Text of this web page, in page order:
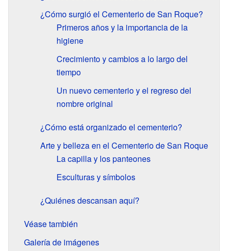
¿Cómo surgió el Cementerio de San Roque?
Primeros años y la importancia de la
higiene
Crecimiento y cambios a lo largo del
tiempo
Un nuevo cementerio y el regreso del
nombre original
¿Cómo está organizado el cementerio?
Arte y belleza en el Cementerio de San Roque
La capilla y los panteones
Esculturas y símbolos
¿Quiénes descansan aquí?
Véase también
Galería de imágenes